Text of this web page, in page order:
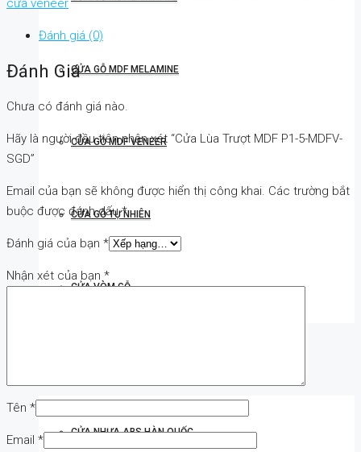
CỬA GỖ MDF MELAMINE
CỬA GỖ MDF VENEER
CỬA GỖ TỰ NHIÊN
CỬA VÒM GỖ
CỬA NHỰA ABS HÀN QUỐC
cửa veneer
Đánh giá (0)
Đánh Giá
Chưa có đánh giá nào.
Hãy là người đầu tiên nhận xét “Cửa Lùa Trượt MDF P1-5-MDFV-
SGD”
Email của bạn sẽ không được hiển thị công khai. Các trường bắt
buộc được đánh dấu*
Đánh giá của bạn *
Nhận xét của bạn *
Tên *
Email *